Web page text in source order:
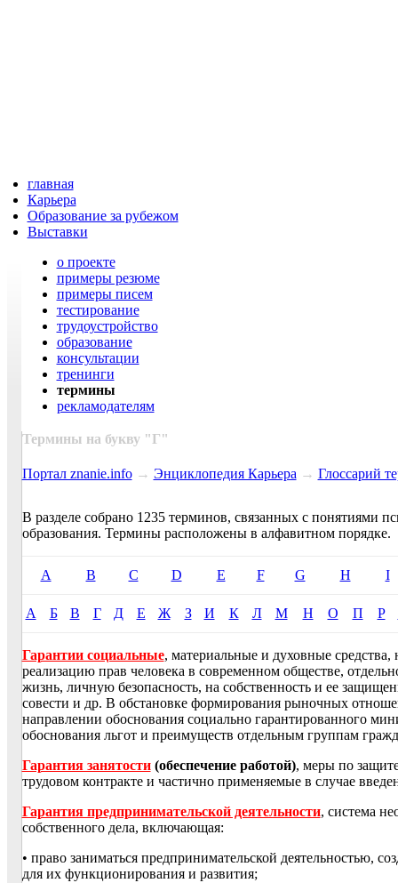
главная
Карьера
Образование за рубежом
Выставки
о проекте
примеры резюме
примеры писем
тестирование
трудоустройство
образование
консультации
тренинги
термины
рекламодателям
Термины на букву "Г"
Портал znanie.info→ Энциклопедия Карьера → Глосcарий
В разделе собрано 1235 терминов, связанных с понятиями
образования. Термины расположены в алфавитном порядке.
A B C D E F G H I
А Б В Г Д Е Ж З И К Л М Н О П Р
Гарантии социальные, материальные и духовные
реализацию прав человека в современном обществе,
жизнь, личную безопасность, на собственность и ее
совести и др. В обстановке формирования рыночных
направлении обоснования социально гарантированного
обоснования льгот и преимуществ отдельным группам
Гарантия занятости (обеспечение работой), меры по
трудовом контракте и частично применяемые в случае
Гарантия предпринимательской деятельности, система
собственного дела, включающая:
• право заниматься предпринимательской деятельностью,
для их функционирования и развития;